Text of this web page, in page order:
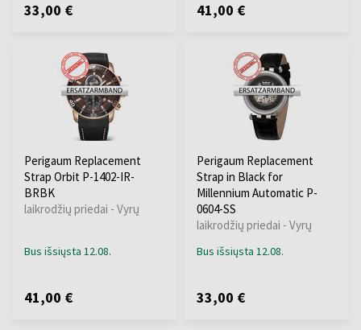
33,00 € 41,00 €
Perigaum Replacement
Strap Orbit P-1402-IR-
BRBK
laikrodžių priedai - Vyrų
Bus išsiųsta 12.08.
41,00 €
Perigaum Replacement
Strap in Black for
Millennium Automatic P-
0604-SS
laikrodžių priedai - Vyrų
Bus išsiųsta 12.08.
33,00 €